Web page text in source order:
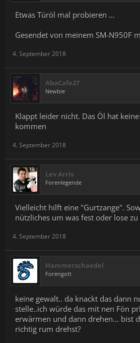
Etwas Türöl mal probieren ...
Gesendet von meinem SM-N950F
4. September 2018
AbaCafe27
Newbie
Klappt leider nicht. Das Öl hat
kommen
4. September 2018
Lev Arris
Forenlegende
Vielleicht hilft eine "Gurtzange".
nützliches um was fest oder lose
4. September 2018
Hammerschaedel
Forengott
keine gewalt.. da knackt das dann
stelle..ich würde das mit nen Fön
erwärmen und dann drehen... bist
richtig rum drehst?